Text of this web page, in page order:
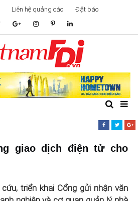
Liên hệ quảng cáo Đặt báo
giao dịch điện tử cho
triển khai Cổng gửi nhận văn